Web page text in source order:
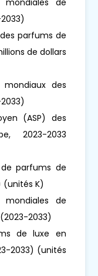
parfums de
de dollars
des
(ASP) des
2023-2033
parfums de
(unités K)
de
2033)
de luxe en
2033) (unités